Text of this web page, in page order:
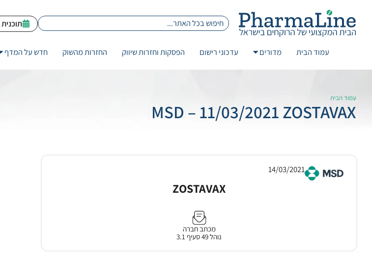
תוכנית
עמוד הבית מדורים עדכוני רישום הפסקות וחזרות שיווק החזרות מהשוק חדש על המדף
עמוד הבית
MSD – 11/03/2021 ZOSTAVAX
14/03/2021
ZOSTAVAX
מכתב חברה
נוהל 49 סעיף 3.1